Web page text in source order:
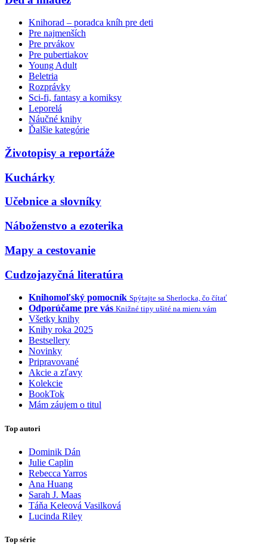
Knihorad – poradca kníh pre deti
Pre najmenších
Pre prvákov
Pre pubertiakov
Young Adult
Beletria
Rozprávky
Sci-fi, fantasy a komiksy
Leporelá
Náučné knihy
Ďalšie kategórie
Životopisy a reportáže
Kuchárky
Učebnice a slovníky
Náboženstvo a ezoterika
Mapy a cestovanie
Cudzojazyčná literatúra
Knihomoľský pomocník Spýtajte sa Sherlocka, čo čítať
Odporúčame pre vás Knižné tipy ušité na mieru vám
Všetky knihy
Knihy roka 2025
Bestsellery
Novinky
Pripravované
Akcie a zľavy
Kolekcie
BookTok
Mám záujem o titul
Top autori
Dominik Dán
Julie Caplin
Rebecca Yarros
Ana Huang
Sarah J. Maas
Táňa Keleová Vasilková
Lucinda Riley
Top série